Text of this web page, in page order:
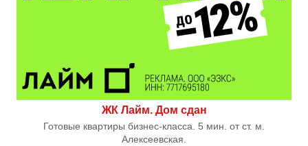
ЖК Лайм. Дом сдан
Готовые квартиры бизнес-класса. 5 мин. от ст. м.
Алексеевская.